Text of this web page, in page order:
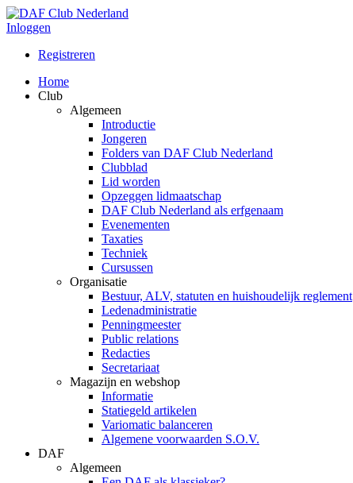
Inloggen
Registreren
Home
Club
Algemeen
Introductie
Jongeren
Folders van DAF Club Nederland
Clubblad
Lid worden
Opzeggen lidmaatschap
DAF Club Nederland als erfgenaam
Evenementen
Taxaties
Techniek
Cursussen
Organisatie
Bestuur, ALV, statuten en huishoudelijk reglement
Ledenadministratie
Penningmeester
Public relations
Redacties
Secretariaat
Magazijn en webshop
Informatie
Statiegeld artikelen
Variomatic balanceren
Algemene voorwaarden S.O.V.
DAF
Algemeen